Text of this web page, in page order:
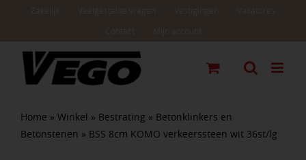
Home » Winkel » Bestrating » Betonklinkers en
Betonstenen » BSS 8cm KOMO verkeerssteen wit 36st/lg